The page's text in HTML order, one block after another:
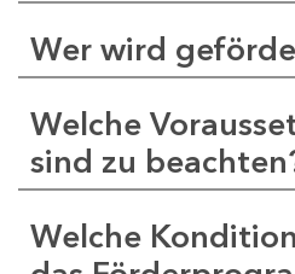
Wer wird
Welche
sind zu
Welche